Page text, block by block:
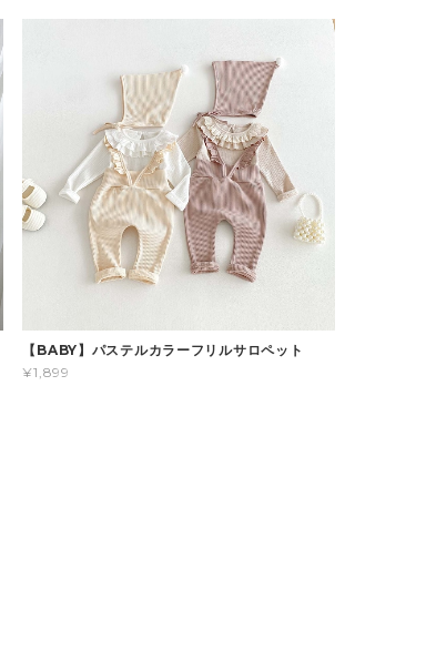
【BABY】パステルカラーフリルサロペット
¥1,899